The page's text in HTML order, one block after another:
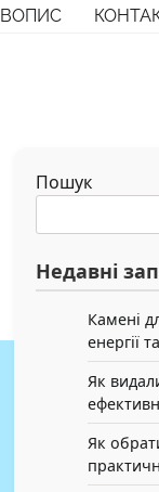
Пошук
Недавні
Камені
енергії
Як
Як